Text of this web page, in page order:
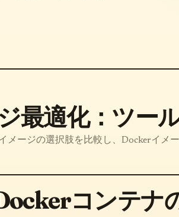
最適化：ツー
メージの選択肢を比較し、Dockerイメ
コンテナ